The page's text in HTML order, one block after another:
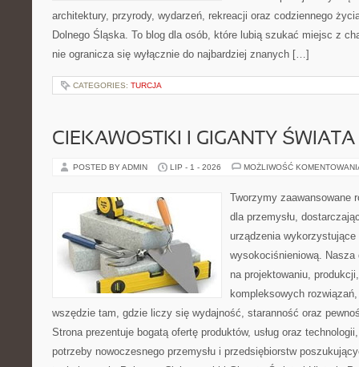
architektury, przyrody, wydarzeń, rekreacji oraz codziennego
Dolnego Śląska. To blog dla osób, które lubią szukać miejsc z
nie ogranicza się wyłącznie do najbardziej znanych […]
CATEGORIES: TURCJA
CIEKAWOSTKI I GIGANTY ŚWIATA
POSTED BY ADMIN LIP - 1 - 2026 MOŻLIWOŚĆ
Tworzymy zaawansowane
dla przemysłu,
urządzenia wykorzystujące
wysokociśnieniową. Nasza
na projektowaniu,
kompleksowych
wszędzie tam, gdzie liczy się wydajność, staranność oraz
Strona prezentuje bogatą ofertę produktów, usług oraz
potrzeby nowoczesnego przemysłu i przedsiębiorstw